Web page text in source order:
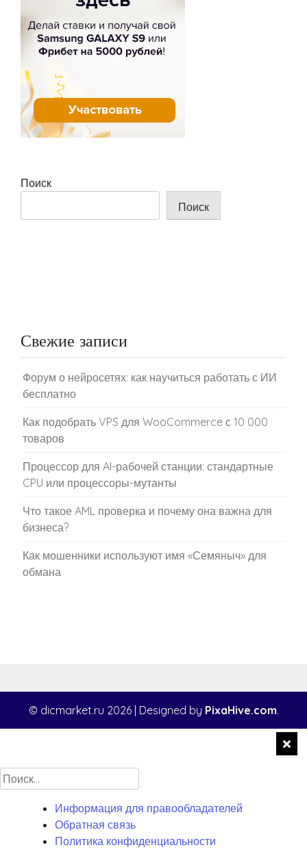
Поиск
Поиск
Свежие записи
Форум о нейросетях: как научиться работать с ИИ
бесплатно
Как подобрать VPS для WooCommerce с 10 000
товаров
Процессор для AI-рабочей станции: стандартные
CPU или процессоры-мутанты
Что такое AML проверка и почему она важна для
бизнеса?
Как мошенники используют имя «Семяныч» для
обмана
© dicmarket.ru 2026 | Designed by PixaHive.com.
Найти:
Информация для правообладателей
Обратная связь
Политика конфиденциальности